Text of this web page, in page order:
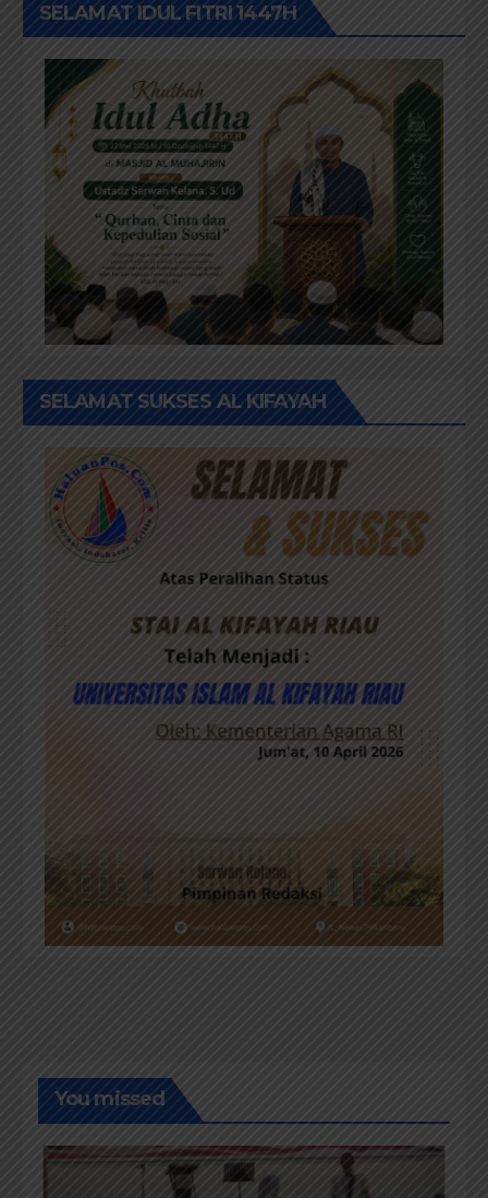
SELAMAT IDUL FITRI 1447H
SELAMAT SUKSES AL KIFAYAH
You missed